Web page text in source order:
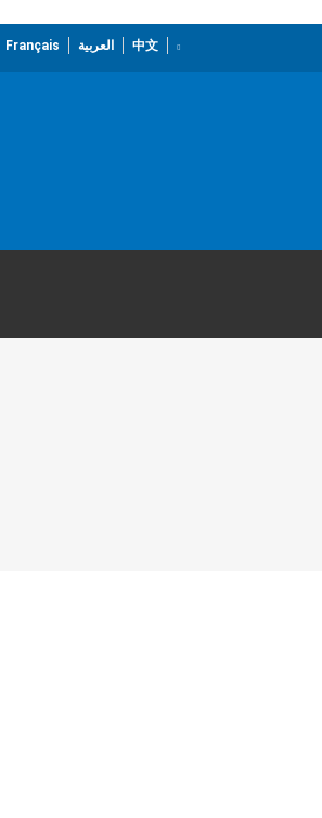
Français العربية 中文